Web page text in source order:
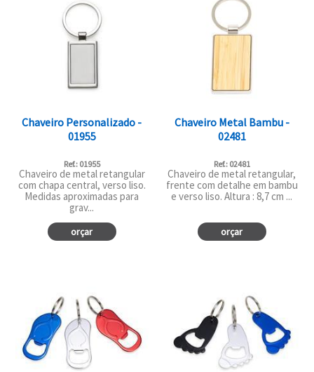
Chaveiro Personalizado -
01955
Ref.: 01955
Chaveiro de metal retangular
com chapa central, verso liso.
Medidas aproximadas para
grav...
orçar
Chaveiro Metal Bambu -
02481
Ref.: 02481
Chaveiro de metal retangular,
frente com detalhe em bambu
e verso liso. Altura : 8,7 cm ...
orçar